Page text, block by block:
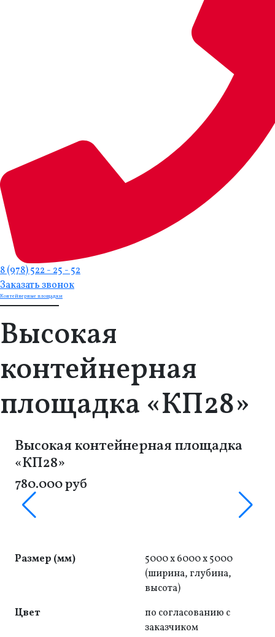
8 (978) 522 - 25 - 52
Заказать звонок
Контейнерные площадки
Высокая
контейнерная
площадка «КП28»
Высокая контейнерная площадка
«КП28»
780.000 руб
Размер (мм)
5000 x 6000 x 5000
(ширина, глубина,
высота)
Цвет
по согласованию с
заказчиком